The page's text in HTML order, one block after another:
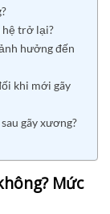
hệ trở lại?
hưởng đến
khi mới gãy
gãy xương?
Mức